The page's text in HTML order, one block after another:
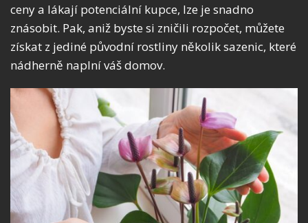
ceny a lákají potenciální kupce, lze je snadno
znásobit. Pak, aniž byste si zničili rozpočet, můžete
získat z jediné původní rostliny několik sazenic, které
nádherně naplní váš domov.